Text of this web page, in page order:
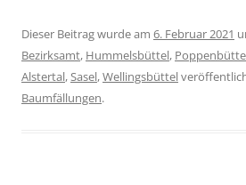
Dieser Beitrag wurde am 6. Februar 2021
Bezirksamt, Hummelsbüttel,
Alstertal,Sasel,Wellingsbüttel
Baumfällungen.